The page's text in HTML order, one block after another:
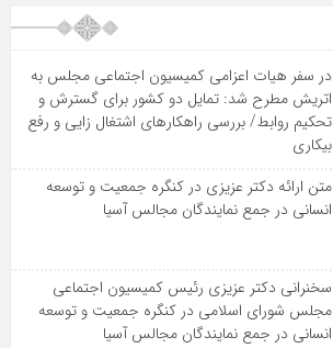
در سفر هیات اعزامی کمیسیون اجتماعی مجلس به
اتریش مطرح شد: تمایل دو کشور برای گسترش و
تحکیم روابط/ بررسی راهکارهای اشتغال زایی و رفع
بیکاری
متن ارائه دکتر عزیزى در کنگره جمعیت و توسعه
انسانى در جمع نمایندگان مجالس آسیا
سخنرانى دکتر عزیزى رئیس کمیسیون اجتماعى
مجلس شوراى اسلامى در کنگره جمعیت و توسعه
انسانى در جمع نمایندگان مجالس آسیا